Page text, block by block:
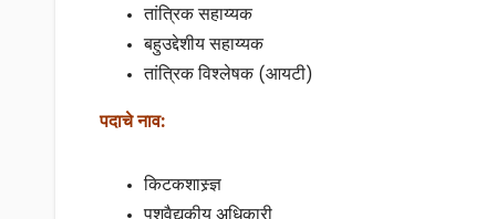
तांत्रिक सहाय्यक
बहुउद्देशीय सहाय्यक
तांत्रिक विश्लेषक (आयटी)
पदाचे नाव:
किटकशास्र्ज्ञ
पशुवैद्यकीय अधिकारी